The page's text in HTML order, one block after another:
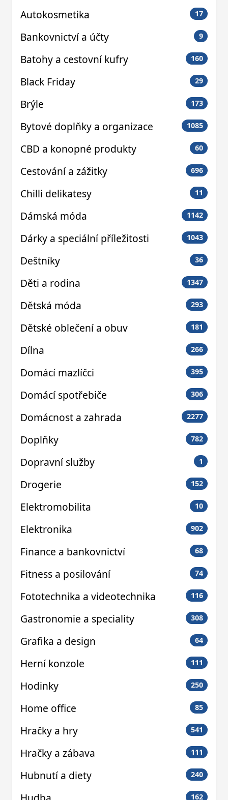
Autokosmetika 17
Bankovnictví a účty 9
Batohy a cestovní kufry 160
Black Friday 29
Brýle 173
Bytové doplňky a organizace 1085
CBD a konopné produkty 60
Cestování a zážitky 696
Chilli delikatesy 11
Dámská móda 1142
Dárky a speciální příležitosti 1043
Deštníky 36
Děti a rodina 1347
Dětská móda 293
Dětské oblečení a obuv 181
Dílna 266
Domácí mazlíčci 395
Domácí spotřebiče 306
Domácnost a zahrada 2277
Doplňky 782
Dopravní služby 1
Drogerie 152
Elektromobilita 10
Elektronika 902
Finance a bankovnictví 68
Fitness a posilování 74
Fototechnika a videotechnika 116
Gastronomie a speciality 308
Grafika a design 64
Herní konzole 111
Hodinky 250
Home office 85
Hračky a hry 541
Hračky a zábava 111
Hubnutí a diety 240
162